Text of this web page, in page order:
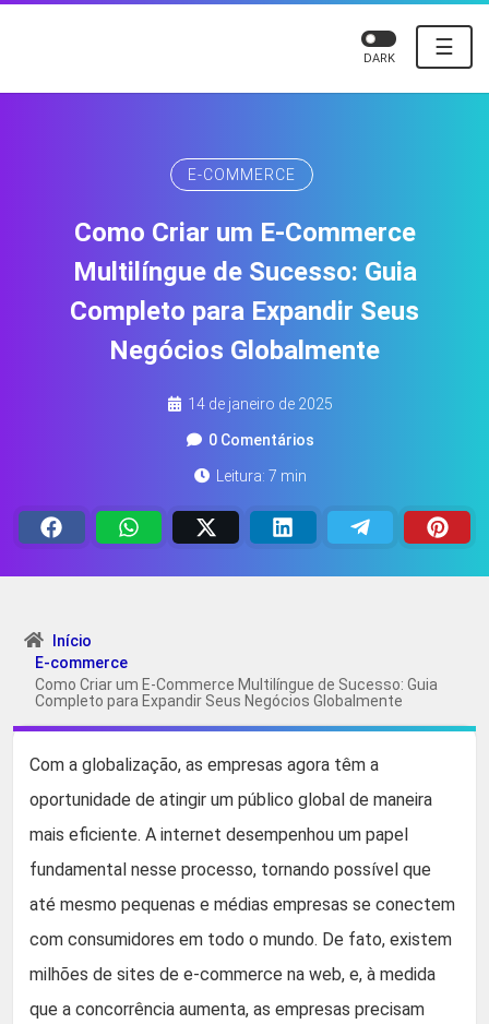
☰
DARK
E-COMMERCE
Como Criar um E-Commerce
Multilíngue de Sucesso: Guia
Completo para Expandir Seus
Negócios Globalmente
14 de janeiro de 2025
0 Comentários
Leitura: 7 min
Início
E-commerce
Como Criar um E-Commerce Multilíngue de Sucesso: Guia
Completo para Expandir Seus Negócios Globalmente
Com a globalização, as empresas agora têm a
oportunidade de atingir um público global de maneira
mais eficiente. A internet desempenhou um papel
fundamental nesse processo, tornando possível que
até mesmo pequenas e médias empresas se conectem
com consumidores em todo o mundo. De fato, existem
milhões de sites de e-commerce na web, e, à medida
que a concorrência aumenta, as empresas precisam